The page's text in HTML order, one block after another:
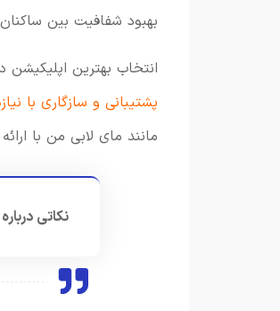
بهبود شفافیت بین
انتخاب بهترین اپلیکیشن
پشتیبانی و سازگاری با
مانند مای لابی من با
نکاتی